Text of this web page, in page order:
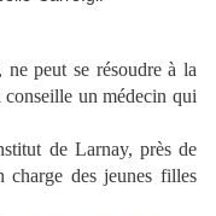
ne peut se résoudre à la
un médecin qui
de Larnay, près de
charge des jeunes filles